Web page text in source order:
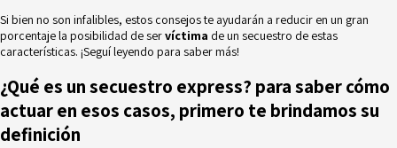
Si bien no son infalibles, estos consejos te ayudarán a reducir en un gran
porcentaje la posibilidad de servíctima de un secuestro de estas
características. ¡Seguí leyendo para saber más!
¿Qué es un secuestro express? para saber cómo
actuar en esos casos, primero te brindamos su
definición